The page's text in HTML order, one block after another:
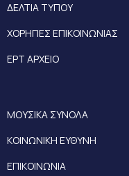
ΔΕΛΤΙΑ ΤΥΠΟΥ
ΧΟΡΗΓΙΕΣ ΕΠΙΚΟΙΝΩΝΙΑΣ
ΕΡΤ ΑΡΧΕΙΟ
ΜΟΥΣΙΚΑ ΣΥΝΟΛΑ
ΚΟΙΝΩΝΙΚΗ ΕΥΘΥΝΗ
ΕΠΙΚΟΙΝΩΝΙΑ